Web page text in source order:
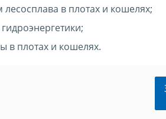
в плотах и кошелях;
в плотах и кошелях.